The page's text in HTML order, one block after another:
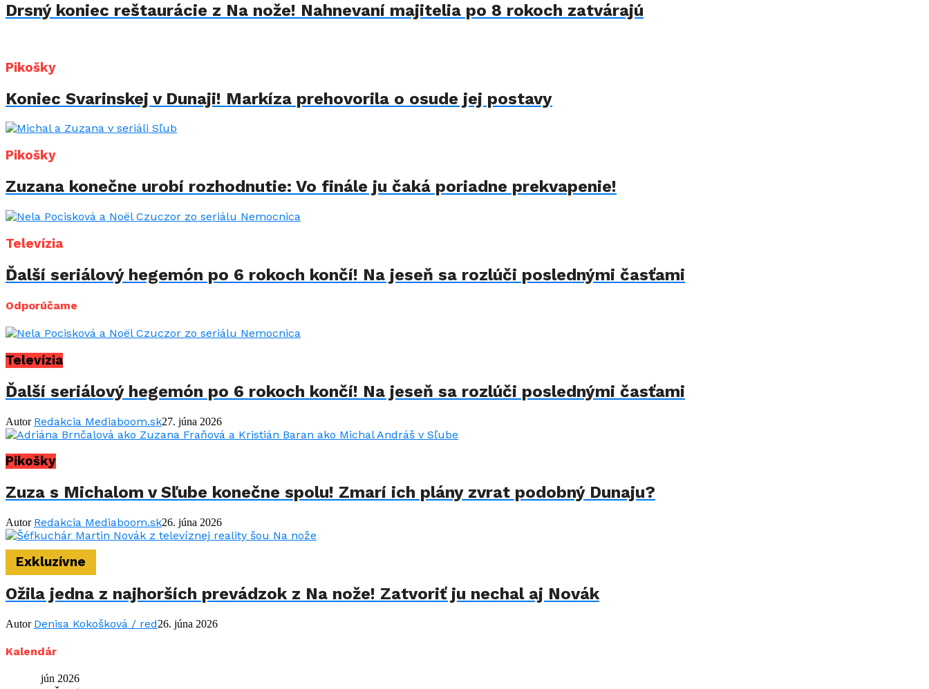
Drsný koniec reštaurácie z Na nože! Nahnevaní majitelia po 8 rokoch zatvárajú
Pikošky
Koniec Svarinskej v Dunaji! Markíza prehovorila o osude jej postavy
Pikošky
Zuzana konečne urobí rozhodnutie: Vo finále ju čaká poriadne prekvapenie!
Televízia
Ďalší seriálový hegemón po 6 rokoch končí! Na jeseň sa rozlúči poslednými časťami
Odporúčame
Televízia
Ďalší seriálový hegemón po 6 rokoch končí! Na jeseň sa rozlúči poslednými časťami
Autor Redakcia Mediaboom.sk27. júna 2026
Pikošky
Zuza s Michalom v Sľube konečne spolu! Zmarí ich plány zvrat podobný Dunaju?
Autor Redakcia Mediaboom.sk26. júna 2026
Exkluzívne
Ožila jedna z najhorších prevádzok z Na nože! Zatvoriť ju nechal aj Novák
Autor Denisa Kokošková / red26. júna 2026
Kalendár
jún 2026